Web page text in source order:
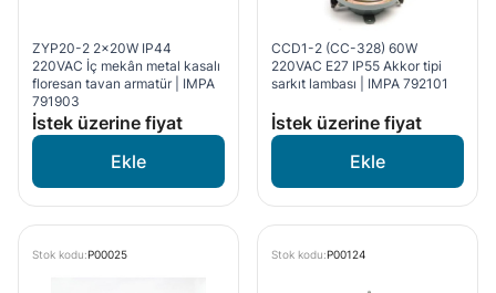
ZYP20-2 2x20W IP44
220VAC İç mekân metal kasalı
floresan tavan armatür | IMPA
791903
İstek üzerine fiyat
CCD1-2 (СС-328) 60W
220VAC E27 IP55 Akkor tipi
sarkıt lambası | IMPA 792101
İstek üzerine fiyat
Stok kodu:P00025 Stok kodu:P00124